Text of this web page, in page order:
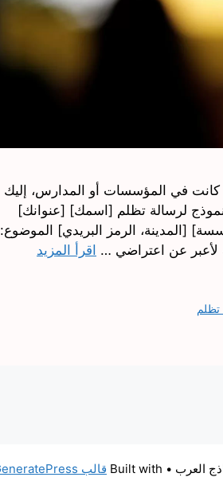
في المؤسسات أو المدارس، إليك
نموذج لرسالة تظلم [اسمك] [عنوانك]
[المدينة، الرمز البريدي] الموضوع:
لأعبر عن اعتراضي … اقرأ المزيد
تظلم
• Built with قالب GeneratePress